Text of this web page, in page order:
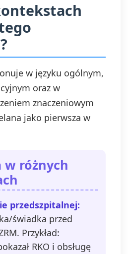
w języku ogólnym,
oraz w
znaczeniowym
jako pierwsza w
w różnych
przedszpitalnej:
świadka przed
Przykład:
RKO i obsługę